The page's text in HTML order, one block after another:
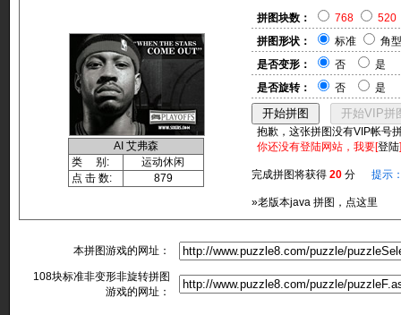
AI 艾弗森
类 别:
运动休闲
点 击 数:
879
拼图块数： 768
520
拼图形状：
标准
角型
是否变形：
否
是
是否旋转：
否 是
抱歉，这张拼图没有VIP帐号
你还没有登陆网站，我要[登陆
完成拼图将获得 20 分 提示
»老版本java 拼图，点这里
本拼图游戏的网址：
108块标准非变形非旋转拼图
游戏的网址：